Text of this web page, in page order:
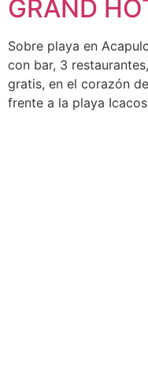
GRAND
Sobre playa en
con bar, 3
gratis, en el corazón
frente a la playa